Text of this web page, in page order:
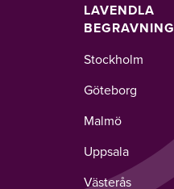
LAVENDLA
BEGRAVNING
Stockholm
Göteborg
Malmö
Uppsala
Västerås